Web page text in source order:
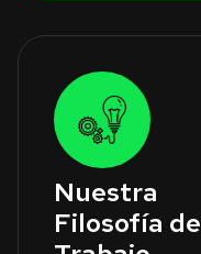
Nuestra
Filosofía de